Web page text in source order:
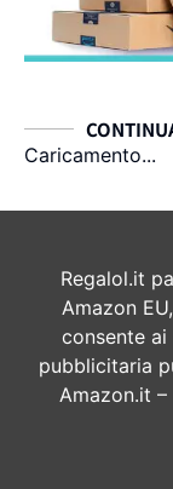
Caricamento...
Regalol.it
Amazon
consente
pubblicitaria
Amazon.it